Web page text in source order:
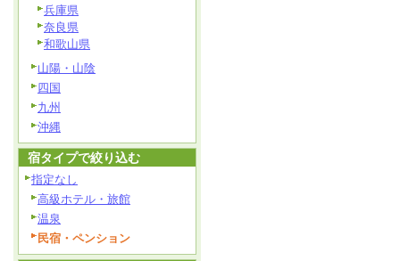
兵庫県
奈良県
和歌山県
山陽・山陰
四国
九州
沖縄
宿タイプで絞り込む
指定なし
高級ホテル・旅館
温泉
民宿・ペンション